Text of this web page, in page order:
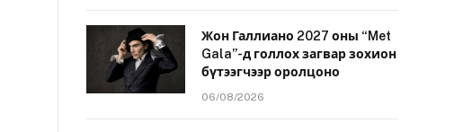
Жон Галлиано 2027 оны “Met
Gala”-д голлох загвар зохион
бүтээгчээр оролцоно
06/08/2026